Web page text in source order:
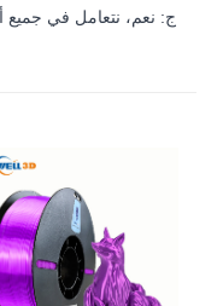
ج: نعم، نتعامل في جميع